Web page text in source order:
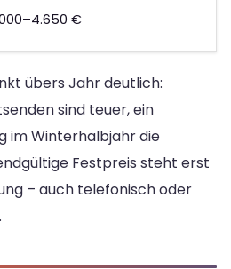
€
übers Jahr deutlich:
sind teuer, ein
im Winterhalbjahr die
Festpreis steht erst
– auch telefonisch oder